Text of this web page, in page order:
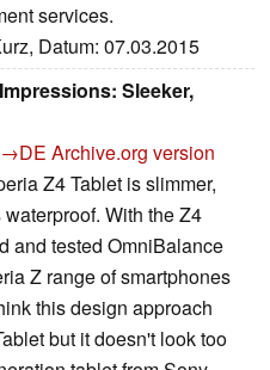
services.
Datum: 07.03.2015
Sleeker,
Archive.org version
Z4 Tablet is slimmer,
With the Z4
and tested OmniBalance
Z range of smartphones
this design approach
but it doesn't look too